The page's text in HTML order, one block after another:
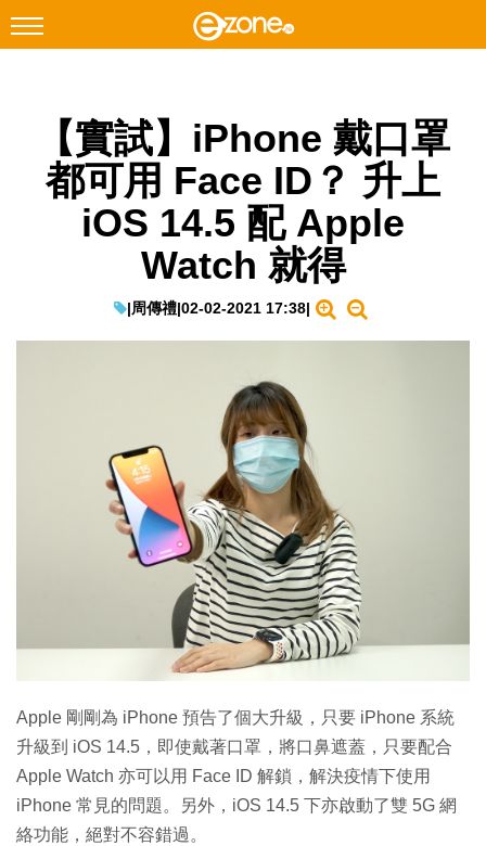
Facebook Instagram
科技焦點
EduTech
Enterprise Digital Transformation
【實試】iPhone 戴口罩
都可用 Face ID？ 升上
iOS 14.5 配 Apple
Watch 就得
|周傳禮|02-02-2021 17:38|
Apple 剛剛為 iPhone 預告了個大升級，只要 iPhone 系統
升級到 iOS 14.5，即使戴著口罩，將口鼻遮蓋，只要配合
Apple Watch 亦可以用 Face ID 解鎖，解決疫情下使用
iPhone 常見的問題。另外，iOS 14.5 下亦啟動了雙 5G 網
絡功能，絕對不容錯過。